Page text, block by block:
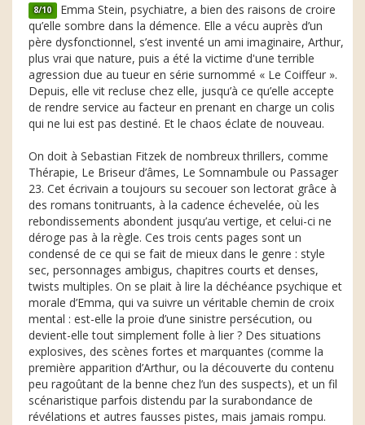
8/10 Emma Stein, psychiatre, a bien des raisons de croire
qu’elle sombre dans la démence. Elle a vécu auprès d’un
père dysfonctionnel, s’est inventé un ami imaginaire, Arthur,
plus vrai que nature, puis a été la victime d'une terrible
agression due au tueur en série surnommé « Le Coiffeur ».
Depuis, elle vit recluse chez elle, jusqu’à ce qu’elle accepte
de rendre service au facteur en prenant en charge un colis
qui ne lui est pas destiné. Et le chaos éclate de nouveau.
On doit à Sebastian Fitzek de nombreux thrillers, comme
Thérapie, Le Briseur d’âmes, Le Somnambule ou Passager
23. Cet écrivain a toujours su secouer son lectorat grâce à
des romans tonitruants, à la cadence échevelée, où les
rebondissements abondent jusqu’au vertige, et celui-ci ne
déroge pas à la règle. Ces trois cents pages sont un
condensé de ce qui se fait de mieux dans le genre : style
sec, personnages ambigus, chapitres courts et denses,
twists multiples. On se plait à lire la déchéance psychique et
morale d’Emma, qui va suivre un véritable chemin de croix
mental : est-elle la proie d’une sinistre persécution, ou
devient-elle tout simplement folle à lier ? Des situations
explosives, des scènes fortes et marquantes (comme la
première apparition d’Arthur, ou la découverte du contenu
peu ragoûtant de la benne chez l’un des suspects), et un fil
scénaristique parfois distendu par la surabondance de
révélations et autres fausses pistes, mais jamais rompu.